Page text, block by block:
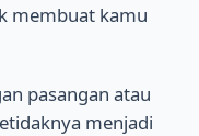
membuat kamu
pasangan atau
menjadi